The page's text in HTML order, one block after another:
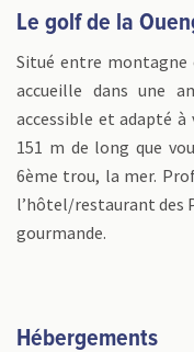
Le golf de la
Situé entre montagne
accueille dans une
accessible et adapté à
151 m de long que
6ème trou, la mer.
l’hôtel/restaurant des
gourmande.
Hébergements